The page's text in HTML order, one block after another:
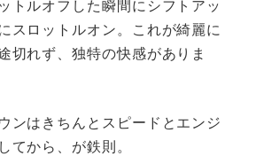
トルオフした瞬間にシフトアッ
スロットルオン。これが綺麗に
切れず、独特の快感がありま
ンはきちんとスピードとエンジ
てから、が鉄則。